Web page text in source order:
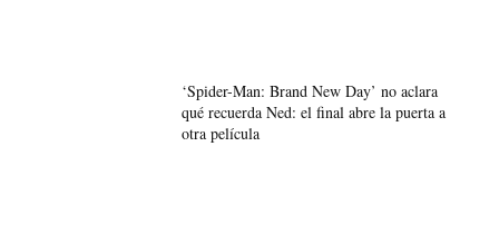
‘Spider-Man: Brand New Day’ no aclara
qué recuerda Ned: el final abre la puerta a
otra película